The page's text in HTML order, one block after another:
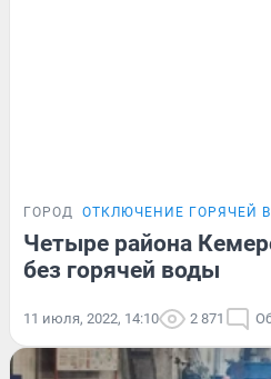
ГОРОД ОТКЛЮЧЕНИЕ ГОРЯЧЕЙ
Четыре района
без горячей воды
11 июля, 2022, 14:10 2 871